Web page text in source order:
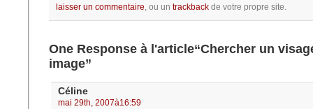
laisser un commentaire , ou un trackback de votre propre site.
One Response à l'article“Chercher un
image”
Céline
mai 29th, 2007à16:59